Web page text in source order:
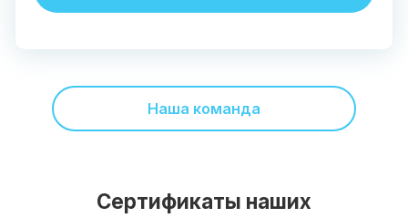
Наша команда
Сертификаты наших